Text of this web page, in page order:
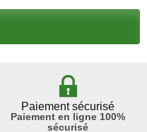
Paiement sécurisé
Paiement en ligne 100%
sécurisé